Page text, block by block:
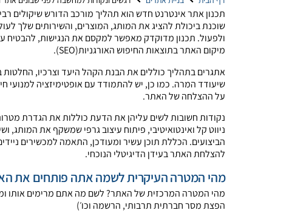
תכנון אתר אינטרנט חדש הוא תהליך מורכב הדורש שיקולים
שוכנת ביכולת להציג את המותג, המוצרים, והשירותים שלך
מיקום האתר בתוצאות החיפוש האורגניות(SEO).
אתגרים בתהליך כוללים את הבנת הקהל היעד וצרכיו, החלטות
שיעודד המרה. כמו כן, יש להתמודד עם אופטימיזציה למנועי
על ההצלחה של האת​​ר.
נקודות חשובות לשים עליהן את הדעת כוללות את הגדרת
ניווט קל ואינטואיטיבי, פיתוח עיצוב גרפי שמשקף את
הביצועים. הכללת תוכן עשיר ומעודכן, התאמה למכשירים
להצלחת האתר בעידן הדיגיטלי הנוכחי.
מהי המטרה העיקרית לשמה אתה פותחים את
מהי המטרה המרכזית של האתר? לשם מה אתם מרימים אותו
הפצת מסר חברתית תרבותי, הרשמה וכו׳)